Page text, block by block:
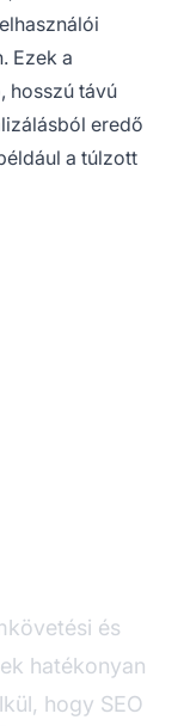
Ezek a
hosszú távú
eredő
a túlzott
és
hatékonyan
hogy SEO